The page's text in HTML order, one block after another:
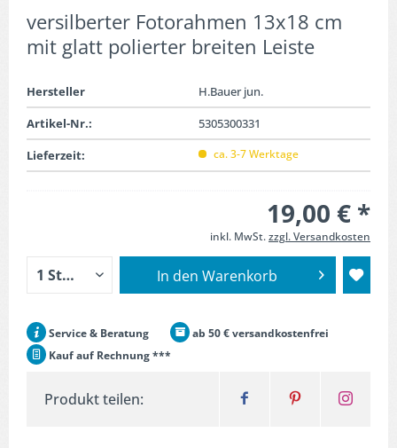
versilberter Fotorahmen 13x18 cm
mit glatt polierter breiten Leiste
Hersteller
H.Bauer jun.
Artikel-Nr.:
5305300331
Lieferzeit:
ca. 3-7 Werktage
19,00 € *
inkl. MwSt.zzgl. Versandkosten
In den Warenkorb
Service & Beratung
ab 50 € versandkostenfrei
Kauf auf Rechnung ***
Produkt teilen: